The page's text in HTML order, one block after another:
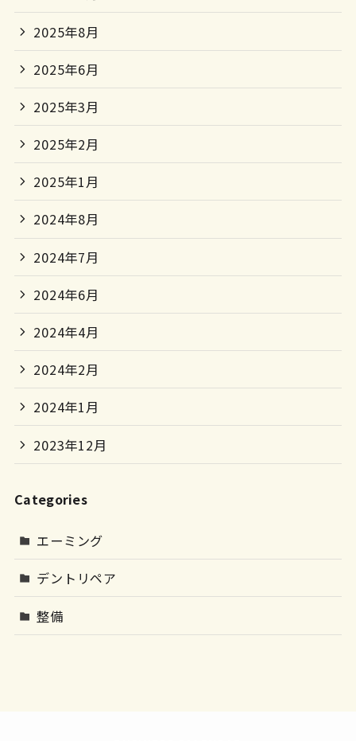
2025年8月
2025年6月
2025年3月
2025年2月
2025年1月
2024年8月
2024年7月
2024年6月
2024年4月
2024年2月
2024年1月
2023年12月
Categories
エーミング
デントリペア
整備